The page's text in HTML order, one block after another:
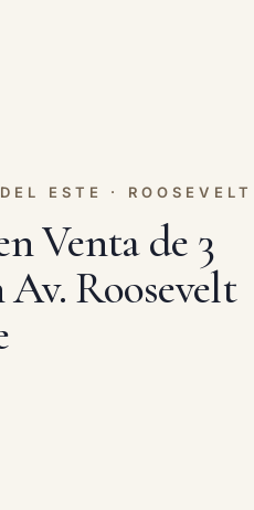
ESTE · ROOSEVELT
Venta de 3
Roosevelt